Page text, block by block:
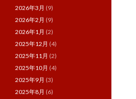
2026年3月 (9)
2026年2月 (9)
2026年1月 (2)
2025年12月 (4)
2025年11月 (2)
2025年10月 (4)
2025年9月 (3)
2025年8月 (6)